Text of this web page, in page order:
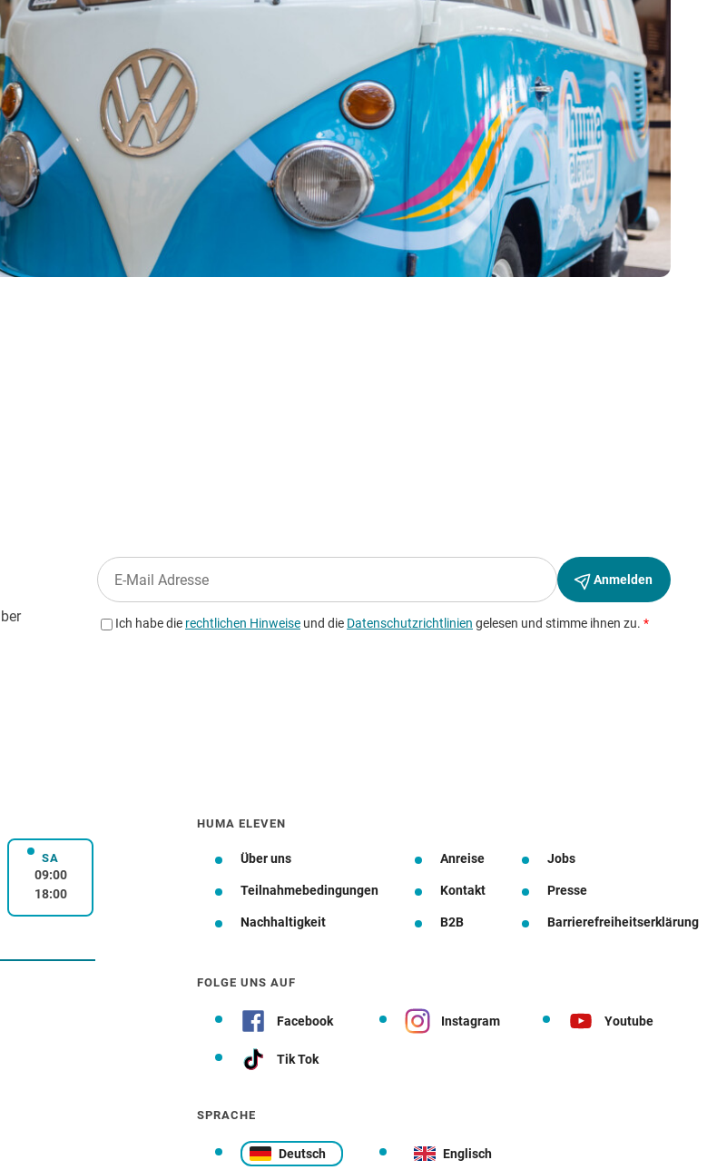
SASamstag
09:00
18:00
HUMA ELEVEN
Über uns Anreise Jobs
Teilnahmebedingungen Kontakt Presse
Nachhaltigkeit B2B Barrierefreiheitserklärung
FOLGE UNS AUF
Facebook Instagram Youtube
Tik Tok
SPRACHE
Deutsch Englisch